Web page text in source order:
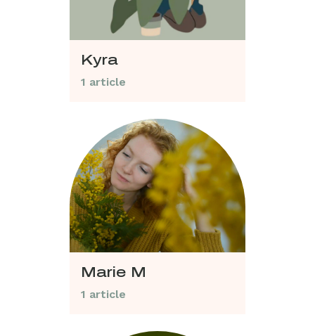
Kyra
1 article
Marie M
1 article